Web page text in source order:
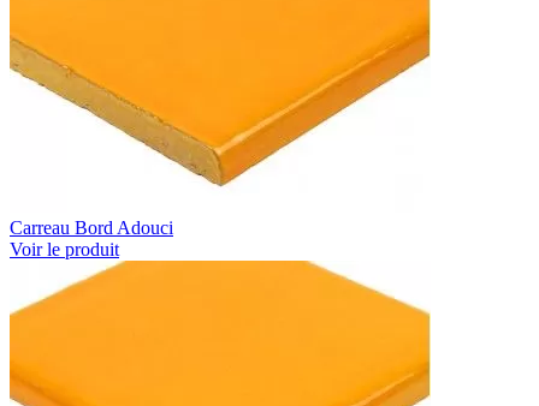
Carreau Bord Adouci
Voir le produit